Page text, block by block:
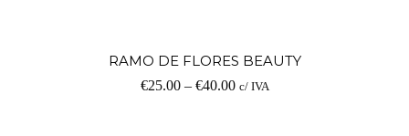
RAMO DE FLORES BEAUTY
€25.00– €40.00 c/ IVA